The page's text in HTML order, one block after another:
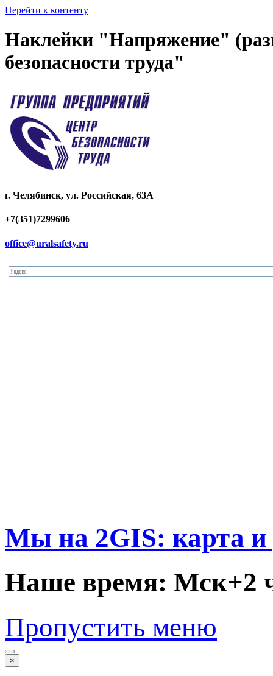
Перейти к контенту
Наклейки "Напряжение"
безопасности труда"
г. Челябинск, ул. Российская, 63А
+7(351)7299606
office@uralsafety.ru
Мы на 2GIS: карта
Наше время: Мск+2
Пропустить меню
×